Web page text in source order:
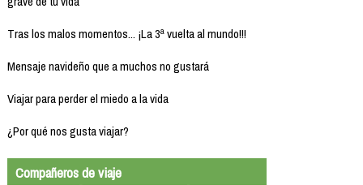
Tras los malos momentos... ¡La 3ª vuelta al mundo!!!
Mensaje navideño que a muchos no gustará
Viajar para perder el miedo a la vida
¿Por qué nos gusta viajar?
Compañeros de viaje